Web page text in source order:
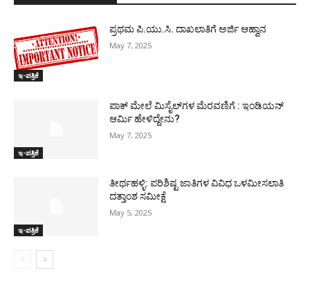
ಇ-ಪತ್ರಿಕೆ
ಪ್ರಥಮ ಪಿ.ಯು.ಸಿ. ದಾಖಲಾತಿಗೆ ಅರ್ಜಿ ಆಹ್ವಾನ
May 7, 2025
ಇ-ಪತ್ರಿಕೆ
ಪಾಕ್​ ಮೇಲೆ ಮಿಸೈಲ್​ಗಳ ಮೆರವಣಿಗೆ : ಇಂಡಿಯನ್
ಆರ್ಮಿ ಹೇಳಿದ್ದೇನು?
May 7, 2025
ಇ-ಪತ್ರಿಕೆ
ತೀರ್ಥಹಳ್ಳಿ: ಪರಿಶಿಷ್ಟ ಜಾತಿಗಳ ವಿವಿಧ ಒಳಮೀಸಲಾತಿ
ದತ್ತಾಂಶ ಸಮೀಕ್ಷೆ
May 5, 2025